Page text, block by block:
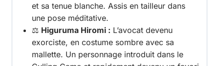
et sa tenue blanche. Assis en tailleur dans
une pose méditative.
⚖️ Higuruma Hiromi : L’avocat devenu
exorciste, en costume sombre avec sa
mallette. Un personnage introduit dans le